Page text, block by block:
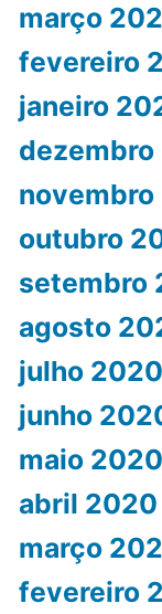
março
fevereiro
janeiro
outubro
setembro
agosto
julho 2020
junho
maio 2020
abril 2020
março
fevereiro